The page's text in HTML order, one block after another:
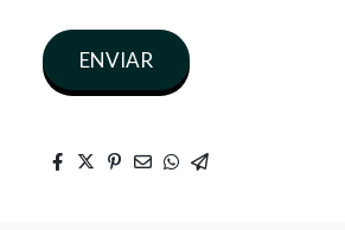
ENVIAR